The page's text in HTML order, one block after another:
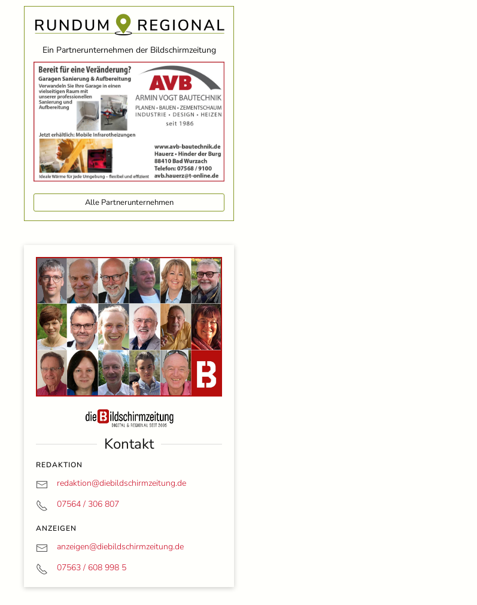
Ein Partnerunternehmen der Bildschirmzeitung
Alle Partnerunternehmen
Kontakt
REDAKTION
redaktion@diebildschirmzeitung.de
07564 / 306 807
ANZEIGEN
anzeigen@diebildschirmzeitung.de
07563 / 608 998 5